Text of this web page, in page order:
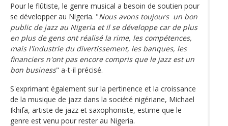
Pour le flûtiste, le genre musical a besoin de soutien pour
se développer au Nigeria. "Nous avons toujours un bon
public de jazz au Nigeria et il se développe car de plus
en plus de gens ont réalisé la rime, les compétences,
mais l'industrie du divertissement, les banques, les
financiers n'ont pas encore compris que le jazz est un
bon business" a-t-il précisé.
S'exprimant également sur la pertinence et la croissance
de la musique de jazz dans la société nigériane, Michael
Ikhifa, artiste de jazz et saxophoniste, estime que le
genre est venu pour rester au Nigeria.